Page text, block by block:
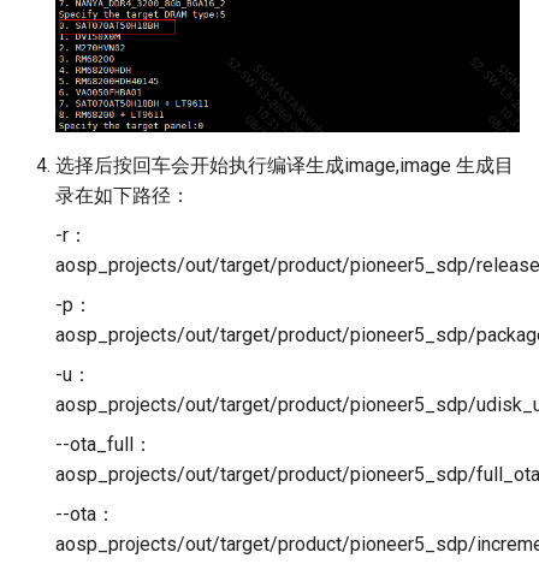
选择后按回车会开始执行编译生成image,image 生成目
录在如下路径：
-r：
aosp_projects/out/target/product/pioneer5_sdp/
-p：
aosp_projects/out/target/product/pioneer5_sdp/
-u：
aosp_projects/out/target/product/pioneer5_sdp/
--ota_full：
aosp_projects/out/target/product/pioneer5_sdp/
--ota：
aosp_projects/out/target/product/pioneer5_sdp/